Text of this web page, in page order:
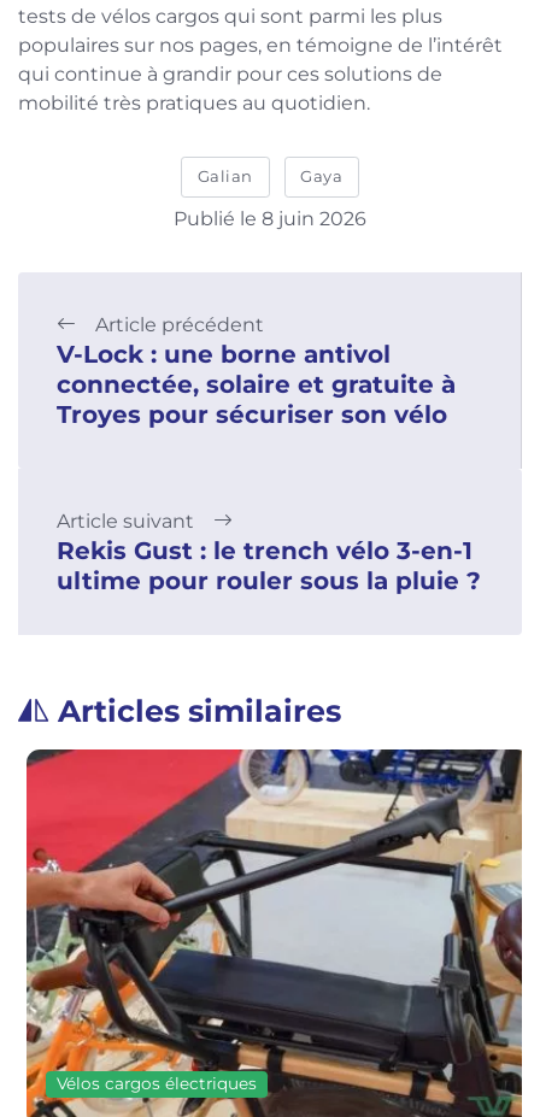
tests de vélos cargos qui sont parmi les plus
populaires sur nos pages, en témoigne de l’intérêt
qui continue à grandir pour ces solutions de
mobilité très pratiques au quotidien.
Galian Gaya
Publié le 8 juin 2026
Article précédent
V-Lock : une borne antivol
connectée, solaire et gratuite à
Troyes pour sécuriser son vélo
Article suivant
Rekis Gust : le trench vélo 3-en-1
ultime pour rouler sous la pluie ?
Articles similaires
Vélos cargos électriques